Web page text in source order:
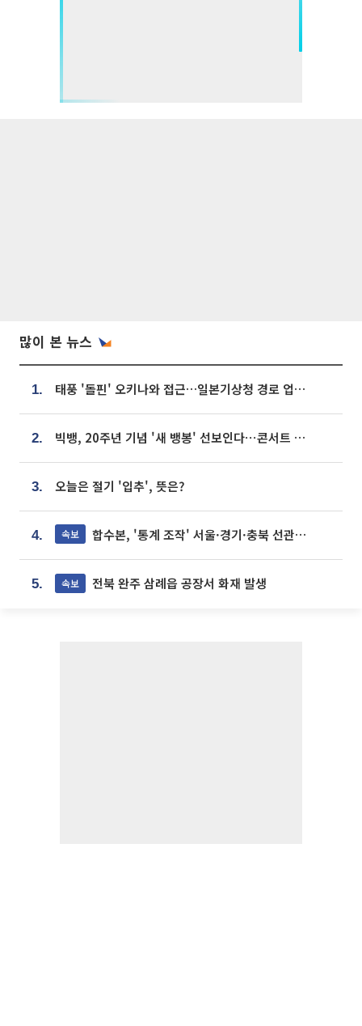
많이 본 뉴스
1. 태풍 '돌핀' 오키나와 접근…일본기상청 경로 업데이트
2. 빅뱅, 20주년 기념 '새 뱅봉' 선보인다⋯콘서트 앞두고 팝업 개최
3. 오늘은 절기 '입추', 뜻은?
4. 속보 합수본, '통계 조작' 서울·경기·충북 선관위 등 추가 압수수색
5. 속보 전북 완주 삼례읍 공장서 화재 발생